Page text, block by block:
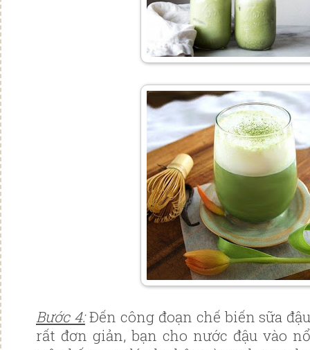
Bước 4:Đến công đoạn chế biến sữa
rất đơn giản, bạn cho nước đậu vào